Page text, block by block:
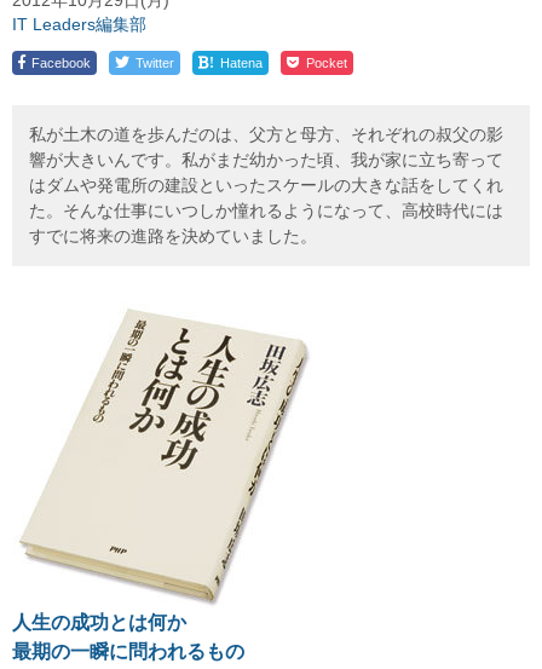
IT Leaders編集部
Facebook Twitter ! Hatena Pocket
私が土木の道を歩んだのは、父方と母方、それぞれの叔父の影
響が大きいんです。私がまだ幼かった頃、我が家に立ち寄って
はダムや発電所の建設といったスケールの大きな話をしてくれ
た。そんな仕事にいつしか憧れるようになって、高校時代には
すでに将来の進路を決めていました。
人生の成功とは何か
最期の一瞬に問われるもの